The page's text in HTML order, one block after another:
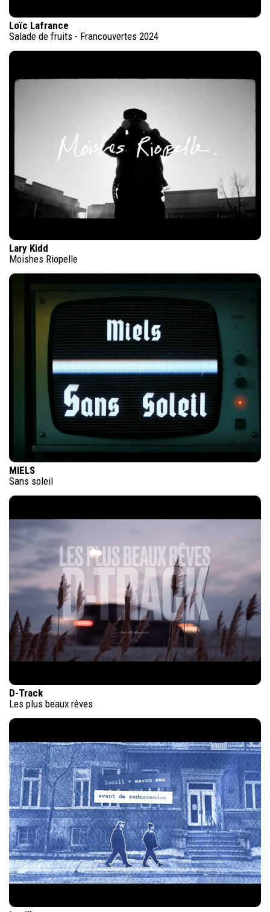
Loïc Lafrance
Salade de fruits - Francouvertes 2024
Lary Kidd
Moishes Riopelle
MIELS
Sans soleil
D-Track
Les plus beaux rêves